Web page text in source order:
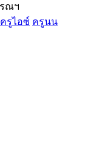
ณฯ
ครูไอซ์ ครูนน